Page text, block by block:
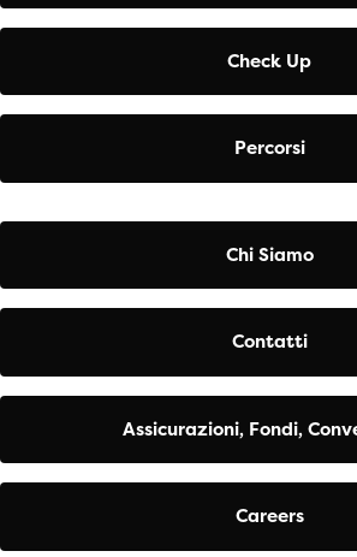
Check Up
Percorsi
Chi Siamo
Contatti
Assicurazioni, Fondi,
Careers